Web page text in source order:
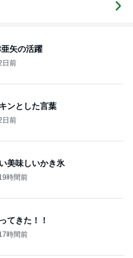
矢の活躍
日前
ンとした言葉
日前
美味しいかき氷
時間前
てきた！！
時間前